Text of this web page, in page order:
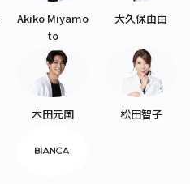
Akiko Miyamo
to
大久保由由
木田元国 松田智子